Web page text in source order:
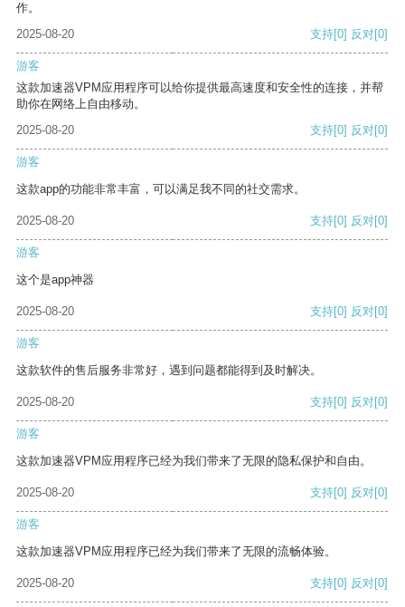
作。
2025-08-20
支持[0] 反对[0]
游客
这款加速器VPM应用程序可以给你提供最高速度和安全性的连接，并帮
助你在网络上自由移动。
2025-08-20
支持[0] 反对[0]
游客
这款app的功能非常丰富，可以满足我不同的社交需求。
2025-08-20 支持[0] 反对[0]
游客
这个是app神器
2025-08-20 支持[0] 反对[0]
游客
这款软件的售后服务非常好，遇到问题都能得到及时解决。
2025-08-20 支持[0] 反对[0]
游客
这款加速器VPM应用程序已经为我们带来了无限的隐私保护和自由。
2025-08-20 支持[0] 反对[0]
游客
这款加速器VPM应用程序已经为我们带来了无限的流畅体验。
2025-08-20 支持[0] 反对[0]